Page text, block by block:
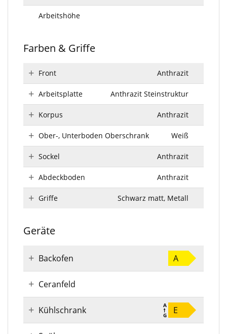
Arbeitshöhe
Farben & Griffe
Front Anthrazit
Arbeitsplatte Anthrazit Steinstruktur
Korpus Anthrazit
Ober-, Unterboden Oberschrank Weiß
Sockel Anthrazit
Abdeckboden Anthrazit
Griffe Schwarz matt, Metall
Geräte
Backofen A
Ceranfeld
Kühlschrank E